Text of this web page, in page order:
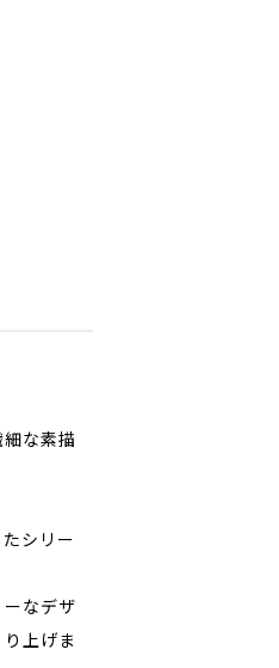
な素描
シリー
なデザ
上げま